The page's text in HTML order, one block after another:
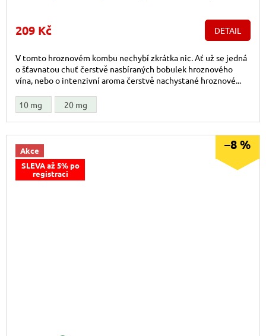
209 Kč DETAIL
V tomto hroznovém kombu nechybí zkrátka nic. Ať už se jedná
o šťavnatou chuť čerstvě nasbíraných bobulek hroznového
vína, nebo o intenzivní aroma čerstvě nachystané hroznové...
10 mg 20 mg
Akce
SLEVA až 5% po
registraci
–8 %